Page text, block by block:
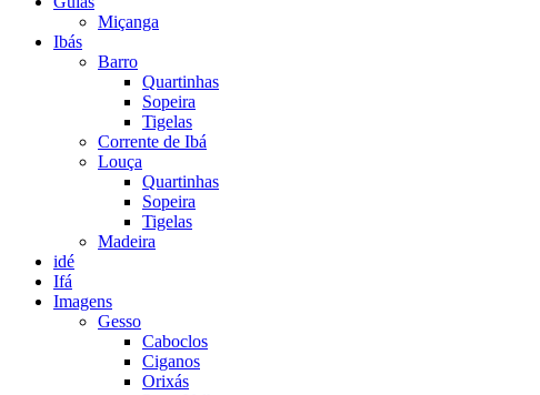
Miçanga
Ibás
Barro
Quartinhas
Sopeira
Tigelas
Corrente de Ibá
Louça
Quartinhas
Sopeira
Tigelas
Madeira
idé
Ifá
Imagens
Gesso
Caboclos
Ciganos
Orixás